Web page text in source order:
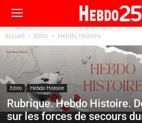
Accueil Edito Hebdo Histoire
Edito Hebdo Histoire
Rubrique. Hebdo Histoire.
sur les forces de secours